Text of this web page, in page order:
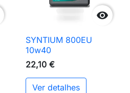

SYNTIUM 800EU
10w40
22,10 €
Ver detalhes